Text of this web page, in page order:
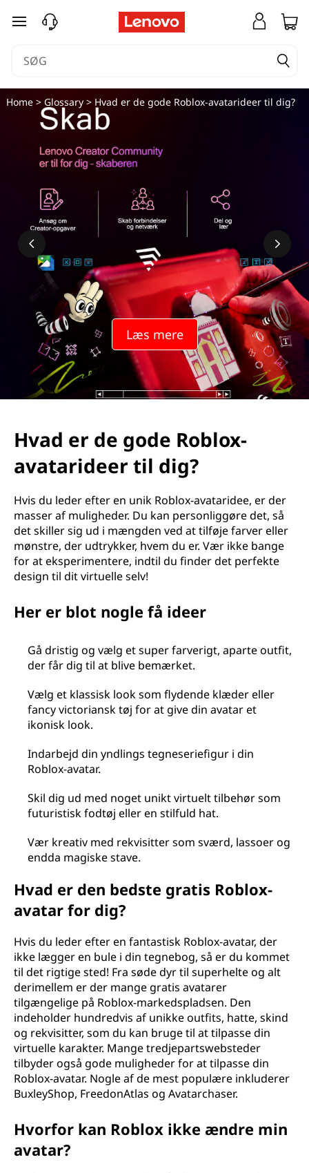
spring til hovedindhold
Læs mere
Home> Glossary> Hvad er de gode Roblox-avatarideer til dig?
Hvad er de gode Roblox-
avatarideer til dig?
Hvis du leder efter en unik Roblox-avataridee, er der
masser af muligheder. Du kan personliggøre det, så
det skiller sig ud i mængden ved at tilføje farver eller
mønstre, der udtrykker, hvem du er. Vær ikke bange
for at eksperimentere, indtil du finder det perfekte
design til dit virtuelle selv!
Her er blot nogle få ideer
Gå dristig og vælg et super farverigt, aparte outfit,
der får dig til at blive bemærket.
Vælg et klassisk look som flydende klæder eller
fancy victoriansk tøj for at give din avatar et
ikonisk look.
Indarbejd din yndlings tegneseriefigur i din
Roblox-avatar.
Skil dig ud med noget unikt virtuelt tilbehør som
futuristisk fodtøj eller en stilfuld hat.
Vær kreativ med rekvisitter som sværd, lassoer og
endda magiske stave.
Hvad er den bedste gratis Roblox-
avatar for dig?
Hvis du leder efter en fantastisk Roblox-avatar, der
ikke lægger en bule i din tegnebog, så er du kommet
til det rigtige sted! Fra søde dyr til superhelte og alt
derimellem er der mange gratis avatarer
tilgængelige på Roblox-markedspladsen. Den
indeholder hundredvis af unikke outfits, hatte, skind
og rekvisitter, som du kan bruge til at tilpasse din
virtuelle karakter. Mange tredjepartswebsteder
tilbyder også gode muligheder for at tilpasse din
Roblox-avatar. Nogle af de mest populære inkluderer
BuxleyShop, FreedonAtlas og Avatarchaser.
Hvorfor kan Roblox ikke ændre min
avatar?